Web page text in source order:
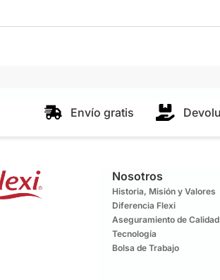
Envío gratis
Nosotros
Historia, Misión y Valores
Diferencia Flexi
Aseguramiento de Calidad
Tecnología
Bolsa de Trabajo